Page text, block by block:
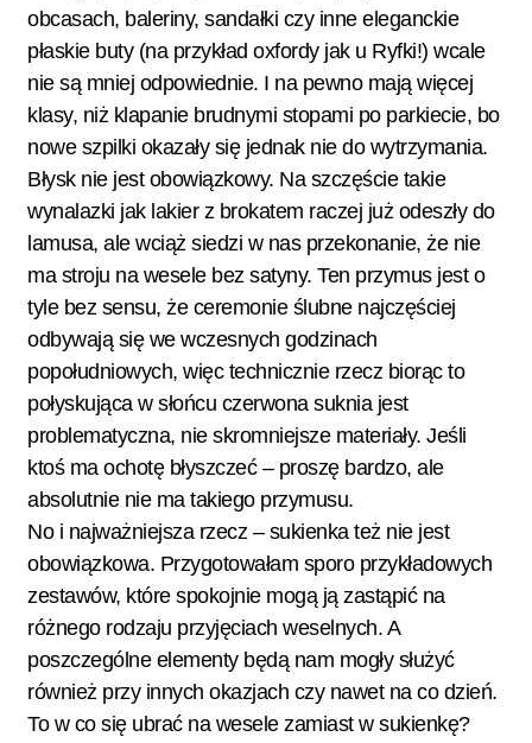
obcasach, baleriny, sandałki czy inne eleganckie
płaskie buty (na przykład oxfordy jak u Ryfki!) wcale
nie są mniej odpowiednie. I na pewno mają więcej
klasy, niż klapanie brudnymi stopami po parkiecie, bo
nowe szpilki okazały się jednak nie do wytrzymania.
Błysk nie jest obowiązkowy. Na szczęście takie
wynalazki jak lakier z brokatem raczej już odeszły do
lamusa, ale wciąż siedzi w nas przekonanie, że nie
ma stroju na wesele bez satyny. Ten przymus jest o
tyle bez sensu, że ceremonie ślubne najczęściej
odbywają się we wczesnych godzinach
popołudniowych, więc technicznie rzecz biorąc to
połyskująca w słońcu czerwona suknia jest
problematyczna, nie skromniejsze materiały. Jeśli
ktoś ma ochotę błyszczeć – proszę bardzo, ale
absolutnie nie ma takiego przymusu.
No i najważniejsza rzecz – sukienka też nie jest
obowiązkowa. Przygotowałam sporo przykładowych
zestawów, które spokojnie mogą ją zastąpić na
różnego rodzaju przyjęciach weselnych. A
poszczególne elementy będą nam mogły służyć
również przy innych okazjach czy nawet na co dzień.
To w co się ubrać na wesele zamiast w sukienkę?